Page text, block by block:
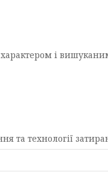
і
технології